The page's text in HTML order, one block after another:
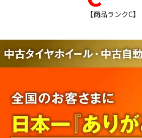
【商品ランクC